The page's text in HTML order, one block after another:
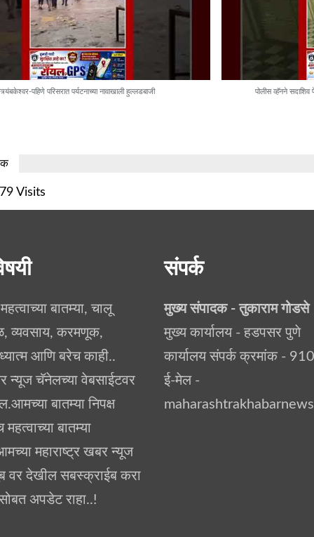
त्र्यंबकेश्वर-पहिणे परिसरात पर्यटनाच्या नावाखाली हुल्लडबाजी पोलीस व्हॅनने सदाशिव
Visits
बातम्या, चालू
व्यवसाय, करमणूक,
आणि बरेच काही..
न्यूज चॅनेलच्या वेबसाईटवर
बातम्या निपक्ष
बातम्या
महाराष्ट्र खबर न्यूज
वर देखील सबस्क्राईब करा
अपडेट राहा..!
संपर्क
मुख्य संपादक - तुकाराम गोडसे
मुख्य कार्यालय - हडपसर पुणे
कार्यालय संपर्क क्रमांक -
ई-मेल -